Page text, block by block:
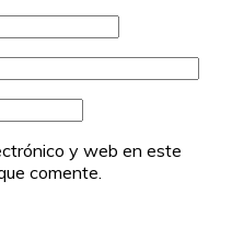
y web en este
comente.